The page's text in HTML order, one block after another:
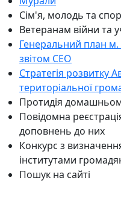
Сім'я, молодь та
Ветеранам війни
Генеральний план м.
звітом СЕО
Стратегія розвитку
територіальної
Протидія
Повідомна
доповнень до них
Конкурс з
інститутами
Пошук на сайті